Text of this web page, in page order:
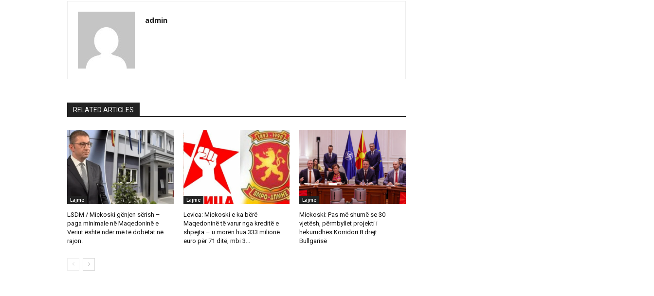
admin
RELATED ARTICLES
Lajme
LSDM / Mickoski gënjen sërish –
paga minimale në Maqedoninë e
Veriut është ndër më të dobëtat në
rajon.
Lajme
Levica: Mickoski e ka bërë
Maqedoninë të varur nga kreditë e
shpejta – u morën hua 333 milionë
euro për 71 ditë, mbi 3...
Lajme
Mickoski: Pas më shumë se 30
vjetësh, përmbyllet projekti i
hekurudhës Korridori 8 drejt
Bullgarisë